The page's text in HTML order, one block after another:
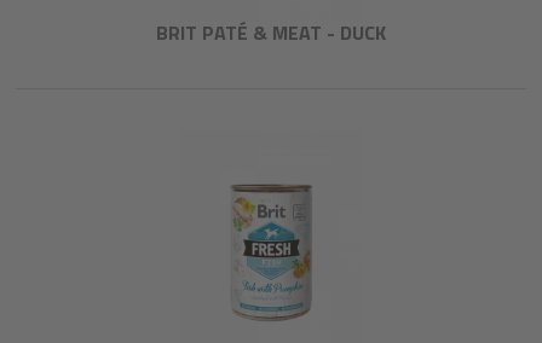
BRIT PATÉ & MEAT - DUCK